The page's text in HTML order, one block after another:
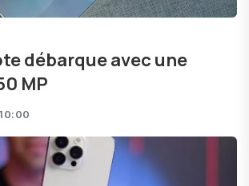
débarque avec une
MP